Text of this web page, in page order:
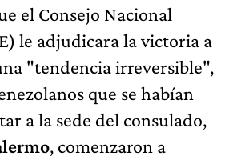
el Consejo Nacional
le adjudicara la victoria a
"tendencia irreversible",
que se habían
a la sede del consulado,
, comenzaron a